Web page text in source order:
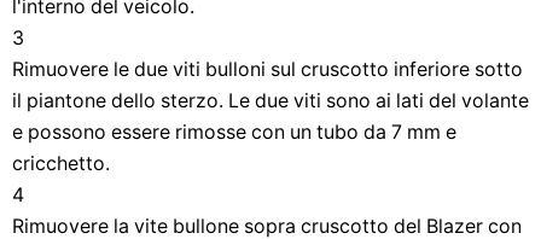
l'interno del veicolo.
3
Rimuovere le due viti bulloni sul cruscotto inferiore sotto
il piantone dello sterzo. Le due viti sono ai lati del volante
e possono essere rimosse con un tubo da 7 mm e
cricchetto.
4
Rimuovere la vite bullone sopra cruscotto del Blazer con